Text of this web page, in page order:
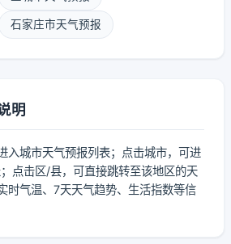
石家庄市天气预报
明
入城市天气预报列表；点击城市，可进
点击区/县，可直接跳转至该地区的天
时气温、7天天气趋势、生活指数等信